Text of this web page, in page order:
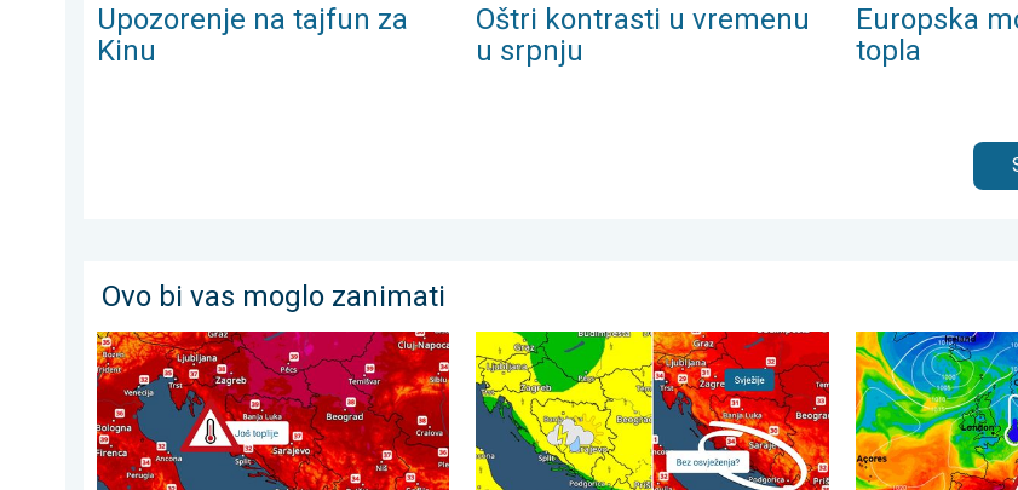
Upozorenje na tajfun za
Kinu
Oštri kontrasti u vremenu
u srpnju
Europska
topla
Ovo bi vas moglo zanimati
Još malo toplije, do kada?. Lokalno 40-ice. . . nedjelja, 2. kolovoza 2026.Svježije, ne i svuda. Lokalni pljuskovi. Ponovno toplije. . .
Još toplije do